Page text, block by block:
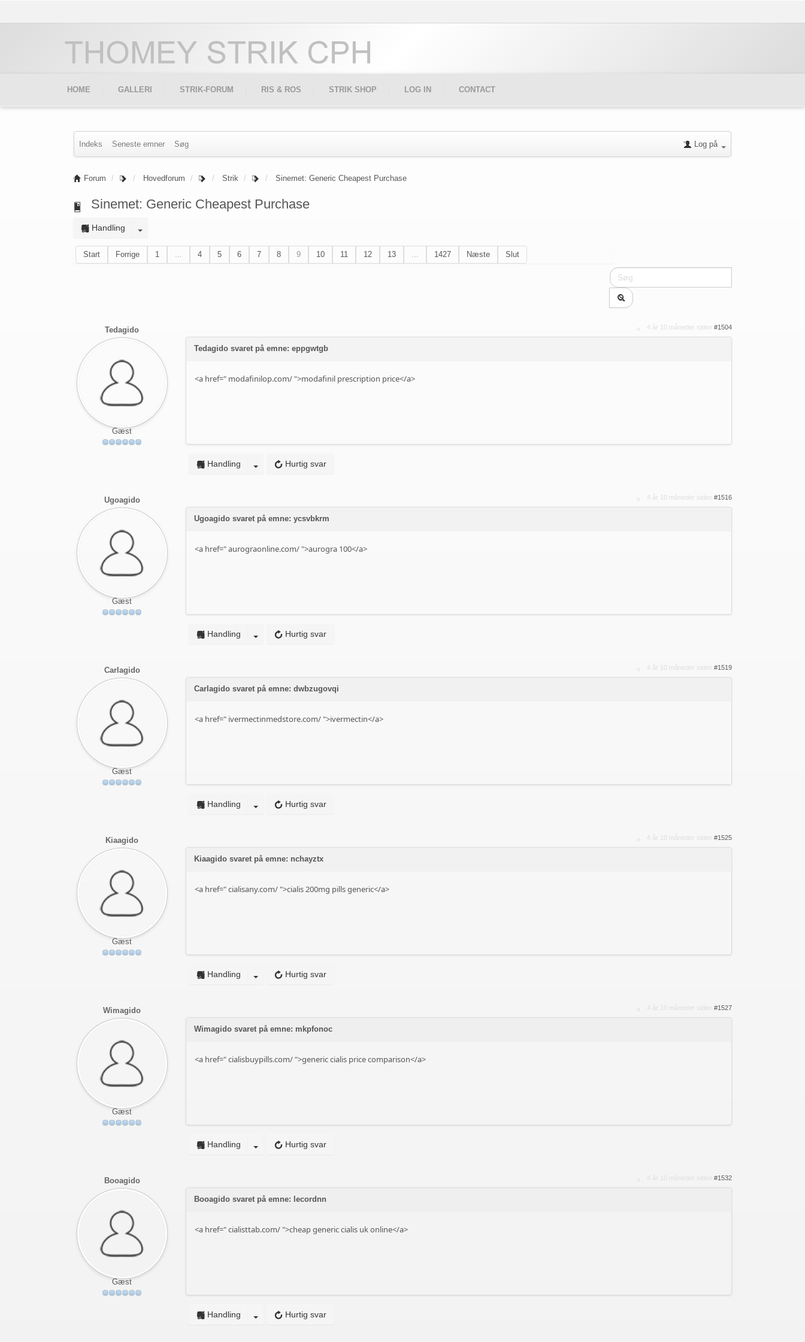
HOME GALLERI STRIK-FORUM RIS & ROS STRIK SHOP LOG IN CONTACT
Indeks Seneste emner Søg Log på
Forum Hovedforum Strik Sinemet: Generic Cheapest Purchase
Sinemet: Generic Cheapest Purchase
Handling
Start Forrige 1 ... 4 5 6 7 8 9 10 11 12 13 ... 1427 Næste Slut
Tedagido
Gæst
4 år 10 måneder siden #1504
Tedagido svaret på emne: eppgwtgb
<a href=" modafinilop.com/ ">modafinil prescription price</a>
Hurtig svar
Handling
Ugoagido
Gæst
4 år 10 måneder siden #1516
Ugoagido svaret på emne: ycsvbkrm
<a href="aurograonline.com/ ">aurogra 100</a>
Hurtig svar
Handling
Carlagido
Gæst
4 år 10 måneder siden #1519
Carlagido svaret på emne: dwbzugovqi
<a href=" ivermectinmedstore.com/ ">ivermectin</a>
Hurtig svar
Handling
Kiaagido
Gæst
4 år 10 måneder siden #1525
Kiaagido svaret på emne: nchayztx
<a href="cialisany.com/ ">cialis 200mg pills generic</a>
Hurtig svar
Handling
Wimagido
Gæst
#1527
Wimagido svaret på emne: mkpfonoc
<a href="cialisbuypills.com/ ">generic cialis price comparison</a>
Hurtig svar
Handling
Booagido
Gæst
#1532
Booagido svaret på emne: lecordnn
<a href="cialisttab.com/ ">cheap generic cialis uk online</a>
Hurtig svar
Handling